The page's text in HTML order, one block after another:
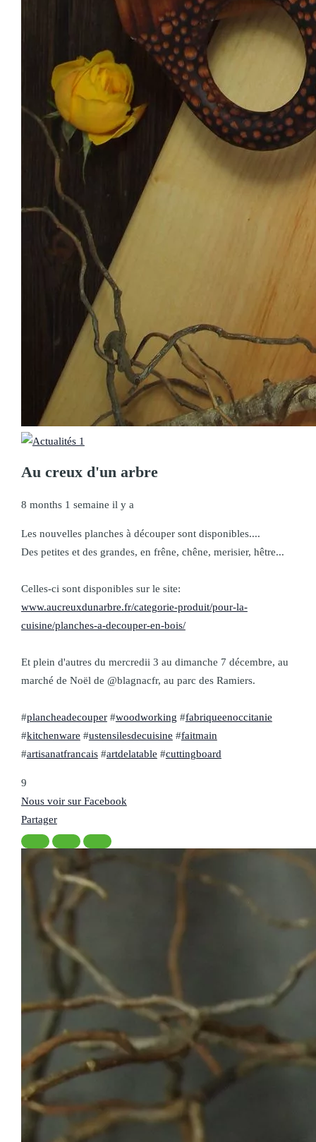
Au creux d'un arbre
8 months 1 semaine il y a
Les nouvelles planches à découper sont disponibles....
Des petites et des grandes, en frêne, chêne, merisier, hêtre...
Celles-ci sont disponibles sur le site:
www.aucreuxdunarbre.fr/categorie-produit/pour-la-
cuisine/planches-a-decouper-en-bois/
Et plein d'autres du mercredii 3 au dimanche 7 décembre, au
marché de Noël de @blagnacfr, au parc des Ramiers.
#plancheadecouper#woodworking #fabriqueenoccitanie
#kitchenware #ustensilesdecuisine #faitmain
#artisanatfrancais#artdelatable #cuttingboard
9
Nous voir sur Facebook
Partager